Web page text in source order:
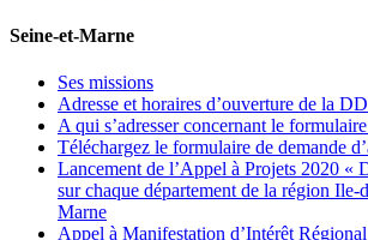
Seine-et-Marne
Ses missions
Adresse et horaires d’ouverture de la
A qui s’adresser concernant le
Téléchargez le formulaire de demande
Lancement de l’Appel à Projets 2020 «
sur chaque département de la région Ile-
Marne
Appel à Manifestation d’Intérêt